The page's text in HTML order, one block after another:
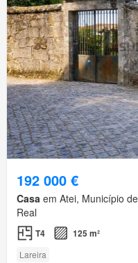
192 000 €
Casa em Atei, Município
Real
T4 125 m²
Lareira